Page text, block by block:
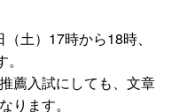
土）17時から18時、
薦入試にしても、文章
ります。